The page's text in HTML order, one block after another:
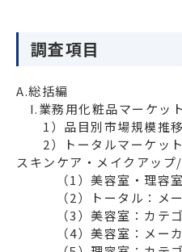
調査項目
A.総括編
I.業務用化粧品マーケッ
1）品目別市場規模推移
2）トータルマーケット
スキンケア・メイクアップ/
（1）美容室・理容室
（2）トータル：メー
（3）美容室：カテゴ
（4）美容室：メーカ